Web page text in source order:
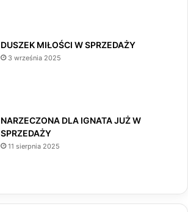
k
DUSZEK MIŁOŚCI W SPRZEDAŻY
3 września 2025
NARZECZONA DLA IGNATA JUŻ W
SPRZEDAŻY
11 sierpnia 2025